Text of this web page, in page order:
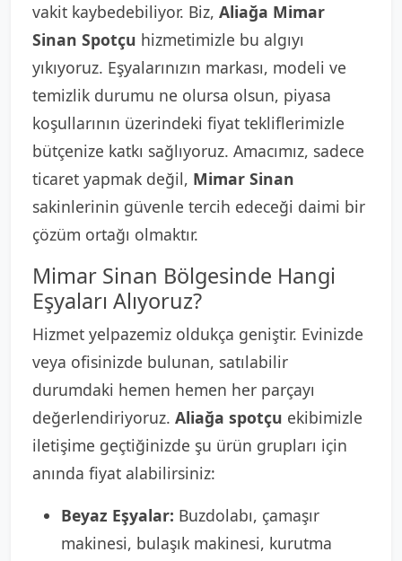
vakit kaybedebiliyor. Biz, Aliağa Mimar
Sinan Spotçu hizmetimizle bu algıyı
yıkıyoruz. Eşyalarınızın markası, modeli ve
temizlik durumu ne olursa olsun, piyasa
koşullarının üzerindeki fiyat tekliflerimizle
bütçenize katkı sağlıyoruz. Amacımız, sadece
ticaret yapmak değil, Mimar Sinan
sakinlerinin güvenle tercih edeceği daimi bir
çözüm ortağı olmaktır.
Mimar Sinan Bölgesinde Hangi
Eşyaları Alıyoruz?
Hizmet yelpazemiz oldukça geniştir. Evinizde
veya ofisinizde bulunan, satılabilir
durumdaki hemen hemen her parçayı
değerlendiriyoruz. Aliağa spotçu ekibimizle
iletişime geçtiğinizde şu ürün grupları için
anında fiyat alabilirsiniz:
Beyaz Eşyalar: Buzdolabı, çamaşır
makinesi, bulaşık makinesi, kurutma